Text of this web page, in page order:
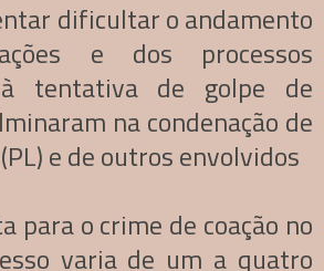
dificultar o andamento
e dos processos
à tentativa de golpe de
na condenação de
e de outros envolvidos
para o crime de coação no
varia de um a quatro